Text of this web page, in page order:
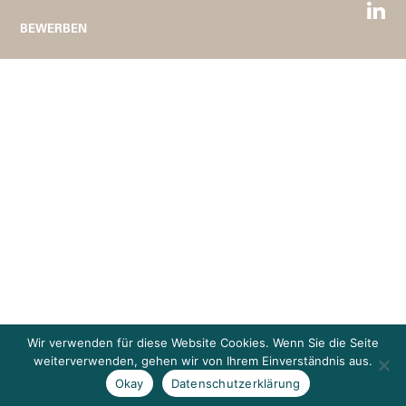
BEWERBEN
Wir verwenden für diese Website Cookies. Wenn Sie die Seite
weiterverwenden, gehen wir von Ihrem Einverständnis aus.
Okay
Datenschutzerklärung